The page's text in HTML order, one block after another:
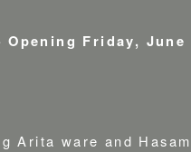
Friday, June
ware and